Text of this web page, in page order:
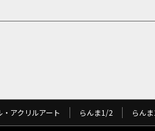
アクリルアート らんま1/2 らん